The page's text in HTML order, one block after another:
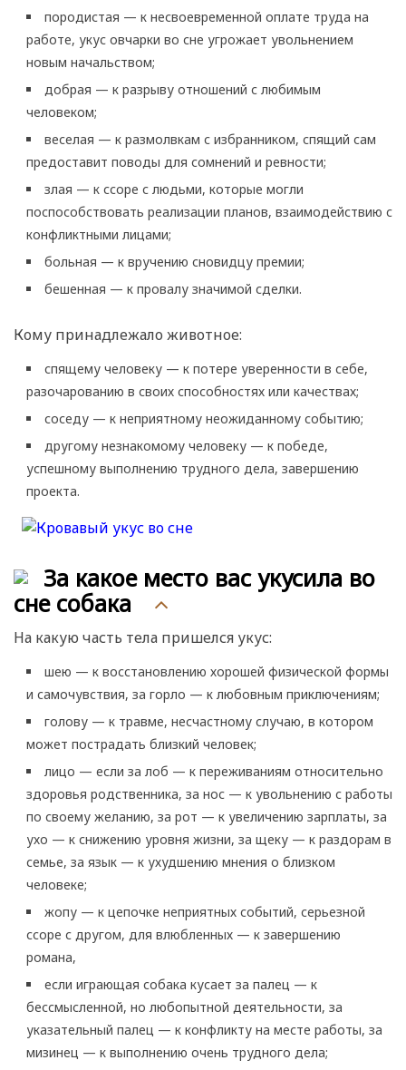
породистая — к несвоевременной оплате труда на
работе, укус овчарки во сне угрожает увольнением
новым начальством;
добрая — к разрыву отношений с любимым
человеком;
веселая — к размолвкам с избранником, спящий сам
предоставит поводы для сомнений и ревности;
злая — к ссоре с людьми, которые могли
поспособствовать реализации планов, взаимодействию с
конфликтными лицами;
больная — к вручению сновидцу премии;
бешенная — к провалу значимой сделки.
Кому принадлежало животное:
спящему человеку — к потере уверенности в себе,
разочарованию в своих способностях или качествах;
соседу — к неприятному неожиданному событию;
другому незнакомому человеку — к победе,
успешному выполнению трудного дела, завершению
проекта.
За какое место вас укусила во
сне собака
На какую часть тела пришелся укус:
шею — к восстановлению хорошей физической формы
и самочувствия, за горло — к любовным приключениям;
голову — к травме, несчастному случаю, в котором
может пострадать близкий человек;
лицо — если за лоб — к переживаниям относительно
здоровья родственника, за нос — к увольнению с работы
по своему желанию, за рот — к увеличению зарплаты, за
ухо — к снижению уровня жизни, за щеку — к раздорам в
семье, за язык — к ухудшению мнения о близком
человеке;
жопу — к цепочке неприятных событий, серьезной
ссоре с другом, для влюбленных — к завершению
романа,
если играющая собака кусает за палец — к
бессмысленной, но любопытной деятельности, за
указательный палец — к конфликту на месте работы, за
мизинец — к выполнению очень трудного дела;